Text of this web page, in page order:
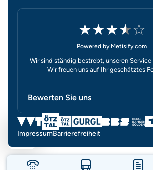
★★★★☆
Powered by Metisify.com
Wir sind ständig bestrebt, unseren
Wir freuen uns auf Ihr geschätztes
Bewerten Sie uns
ImpressumBarrierefreiheit